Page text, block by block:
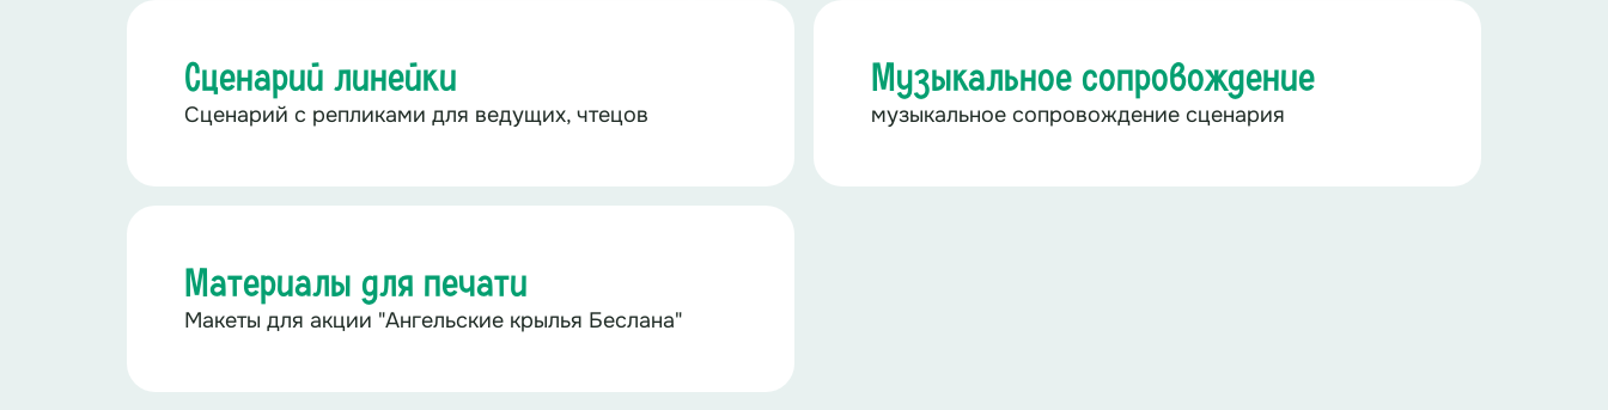
Сценарий линейки
Сценарий с репликами для ведущих, чтецов
Музыкальное сопровождение
музыкальное сопровождение сценария
Материалы для печати
Макеты для акции "Ангельские крылья Беслана"